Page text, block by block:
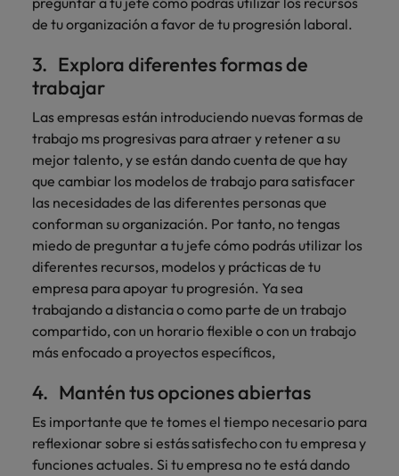
de tu organización a favor de tu progresión laboral.
3. Explora diferentes formas de
trabajar
Las empresas están introduciendo nuevas formas de
trabajo ms progresivas para atraer y retener a su
mejor talento, y se están dando cuenta de que hay
que cambiar los modelos de trabajo para satisfacer
las necesidades de las diferentes personas que
conforman su organización. Por tanto, no tengas
miedo de preguntar a tu jefe cómo podrás utilizar los
diferentes recursos, modelos y prácticas de tu
empresa para apoyar tu progresión. Ya sea
trabajando a distancia o como parte de un trabajo
compartido, con un horario flexible o con un trabajo
más enfocado a proyectos específicos,
4. Mantén tus opciones abiertas
Es importante que te tomes el tiempo necesario para
reflexionar sobre si estás satisfecho con tu empresa y
funciones actuales. Si tu empresa no te está dando